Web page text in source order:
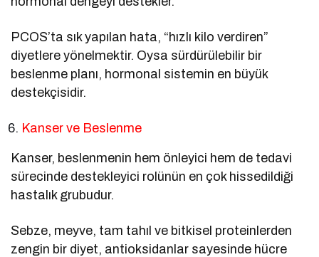
PCOS’ta sık yapılan hata, “hızlı kilo verdiren”
diyetlere yönelmektir. Oysa sürdürülebilir bir
beslenme planı, hormonal sistemin en büyük
destekçisidir.
Kanser ve Beslenme
Kanser, beslenmenin hem önleyici hem de tedavi
sürecinde destekleyici rolünün en çok hissedildiği
hastalık grubudur.
Sebze, meyve, tam tahıl ve bitkisel proteinlerden
zengin bir diyet, antioksidanlar sayesinde hücre